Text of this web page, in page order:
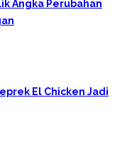
Angka Perubahan
El Chicken Jadi